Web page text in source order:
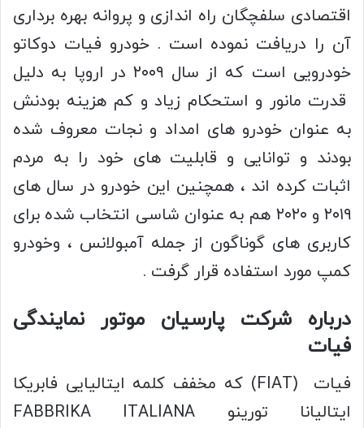
اقتصادی سلفچگان راه اندازی و پروانه بهره برداری
آن را دریافت نموده است . خودرو فیات دوکاتو
خودرویی است که از سال ۲۰۰۹ در اروپا به دلیل
قدرت مانور و استحکام زیاد و کم هزینه بودنش
به عنوان خودرو های امداد و نجات معروف شده
بودند و توانایی و قابلیت های خود را به مردم
اثبات کرده اند ، همچنین این خودرو در سال های
۲۰۱۹ و ۲۰۲۰ هم به عنوان شاسی انتخاب شده برای
کاربری های گوناگون از جمله آمبولانس ، وخودرو
کمپ مورد استفاده قرار گرفت .
درباره شرکت پارسیان موتور نمایندگی
فیات
فیات (FIAT) که مخفف کلمه ایتالیایی فابریکا
ایتالیانا تورینو FABBRIKA ITALIANA